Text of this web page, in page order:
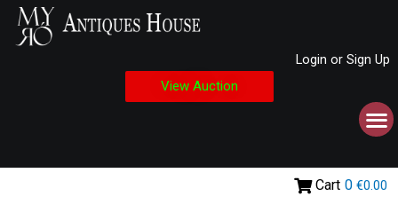
Login or Sign Up
View Auction
Cart 0 €0.00